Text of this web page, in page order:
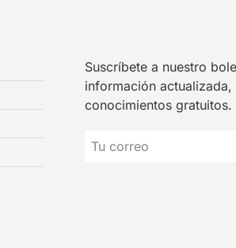
Suscríbete a nuestro
información
conocimientos gratuitos.